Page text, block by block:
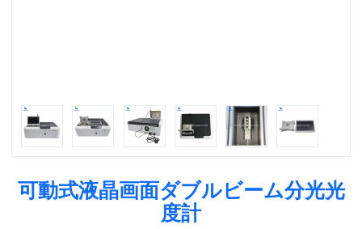
可動式液晶画面ダブルビーム分光光
度計